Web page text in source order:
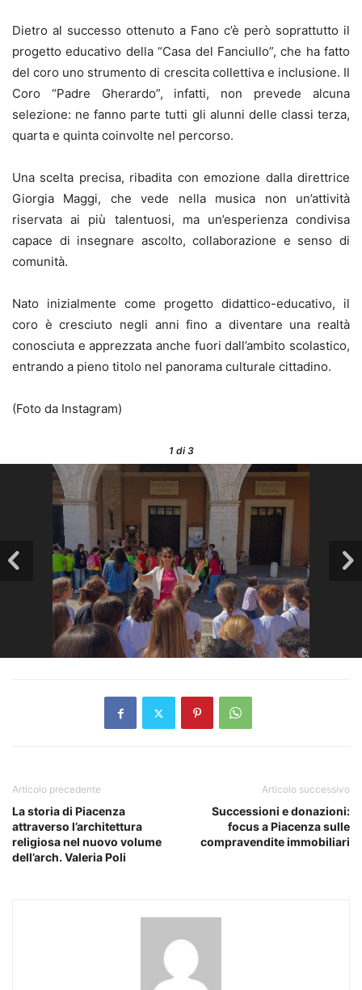
Dietro al successo ottenuto a Fano c’è però soprattutto il
progetto educativo della “Casa del Fanciullo”, che ha fatto
del coro uno strumento di crescita collettiva e inclusione. Il
Coro “Padre Gherardo”, infatti, non prevede alcuna
selezione: ne fanno parte tutti gli alunni delle classi terza,
quarta e quinta coinvolte nel percorso.
Una scelta precisa, ribadita con emozione dalla direttrice
Giorgia Maggi, che vede nella musica non un’attività
riservata ai più talentuosi, ma un’esperienza condivisa
capace di insegnare ascolto, collaborazione e senso di
comunità.
Nato inizialmente come progetto didattico-educativo, il
coro è cresciuto negli anni fino a diventare una realtà
conosciuta e apprezzata anche fuori dall’ambito scolastico,
entrando a pieno titolo nel panorama culturale cittadino.
(Foto da Instagram)
1di 3
Articolo precedente
La storia di Piacenza
attraverso l’architettura
religiosa nel nuovo volume
dell’arch. Valeria Poli
Articolo successivo
Successioni e donazioni:
focus a Piacenza sulle
compravendite immobiliari